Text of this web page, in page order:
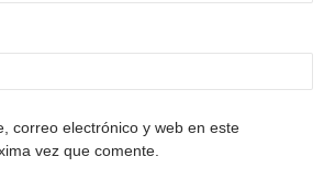
correo electrónico y web en este
vez que comente.